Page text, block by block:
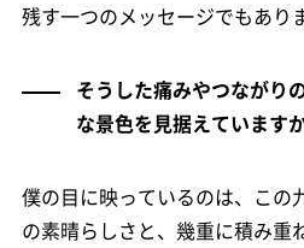
残す一つのメッセージでもあり
そうした痛みやつながり
な景色を見据えています
僕の目に映っているのは、この
の素晴らしさと、幾重に積み重